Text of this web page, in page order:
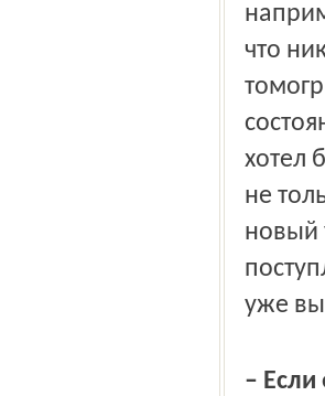
что
хотел
не
новый
уже
– Если